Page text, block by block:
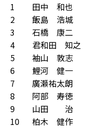
1 田中 和也
2
飯島 浩城
3
石橋 康二
4
君和田 知之
5
袖山 敦志
6
鯉河 健一
7
廣瀬祐太朗
8
阿部 寿徳
9
山田 治
10
柏木 健作